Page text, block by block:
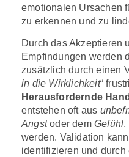
emotionalen Ursachen
zu erkennen und zu
Durch das Akzeptieren
Empfindungen werden
zusätzlich durch einen
in die Wirklichkeit“
Herausfordernde
entstehen oft aus
Angstoder demGefühl,
werden. Validation
identifizieren und